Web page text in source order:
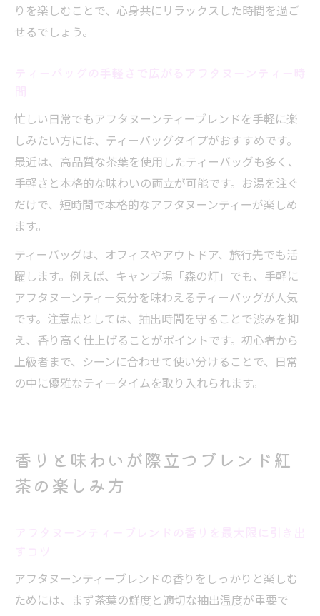
自宅でも本格的なアフタヌーンティー体験
を実現
りを楽しむことで、心身共にリラックスした時間を過ご
せるでしょう。
忙しい日常でもアフタヌーンティーブレンドを手軽に楽
しみたい方には、ティーバッグタイプがおすすめです。
最近は、高品質な茶葉を使用したティーバッグも多く、
手軽さと本格的な味わいの両立が可能です。お湯を注ぐ
だけで、短時間で本格的なアフタヌーンティーが楽しめ
ます。
ティーバッグは、オフィスやアウトドア、旅行先でも活
躍します。例えば、キャンプ場「森の灯」でも、手軽に
アフタヌーンティー気分を味わえるティーバッグが人気
です。注意点としては、抽出時間を守ることで渋みを抑
え、香り高く仕上げることがポイントです。初心者から
上級者まで、シーンに合わせて使い分けることで、日常
の中に優雅なティータイムを取り入れられます。
香りと味わいが際立つブレンド紅
茶の楽しみ方
アフタヌーンティーブレンドの香りをしっかりと楽しむ
ためには、まず茶葉の鮮度と適切な抽出温度が重要で